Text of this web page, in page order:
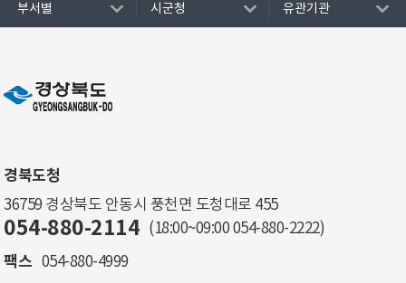
부서별 시군청 유관기관
경북도청
36759 경상북도 안동시 풍천면 도청대로 455
054-880-2114 (18:00~09:00 054-880-2222)
팩스 054-880-4999